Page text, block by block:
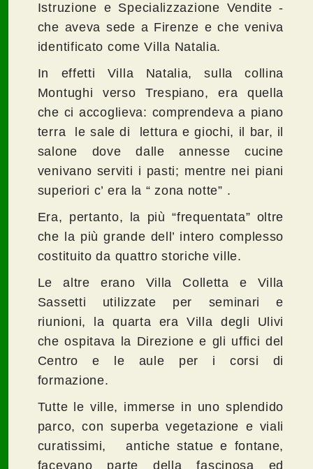
Istruzione e Specializzazione Vendite -
che aveva sede a Firenze e che veniva
identificato come Villa Natalia.
In effetti Villa Natalia, sulla collina
Montughi verso Trespiano, era quella
che ci accoglieva: comprendeva a piano
terra le sale di lettura e giochi, il bar, il
salone dove dalle annesse cucine
venivano serviti i pasti; mentre nei piani
superiori c’ era la “ zona notte” .
Era, pertanto, la più “frequentata” oltre
che la più grande dell’ intero complesso
costituito da quattro storiche ville.
Le altre erano Villa Colletta e Villa
Sassetti utilizzate per seminari e
riunioni, la quarta era Villa degli Ulivi
che ospitava la Direzione e gli uffici del
Centro e le aule per i corsi di
formazione.
Tutte le ville, immerse in uno splendido
parco, con superba vegetazione e viali
curatissimi, antiche statue e fontane,
facevano parte della fascinosa ed